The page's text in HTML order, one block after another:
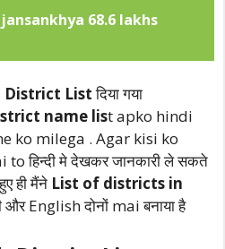
68.6 lakhs
District Listदिया गया
name list apko hindi
ko milega . Agar kisi ko
हिन्दी मे देखकर जानकारी ले सकते
ही मैंने List of districts in
और English दोनों mai बनाया है